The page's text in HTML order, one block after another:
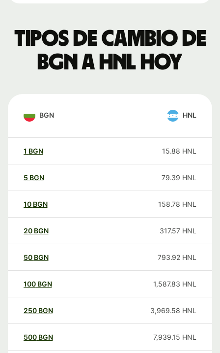
Tipos de cambio de
BGN a HNL hoy
BGN HNL
1 BGN 15.88 HNL
5 BGN 79.39 HNL
10 BGN 158.78 HNL
20 BGN 317.57 HNL
50 BGN 793.92 HNL
100 BGN 1,587.83 HNL
250 BGN 3,969.58 HNL
500 BGN 7,939.15 HNL